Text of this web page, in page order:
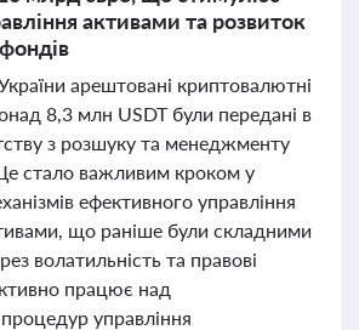
активами та розвиток
арештовані криптовалютні
8,3 млн USDT були передані в
з розшуку та менеджменту
стало важливим кроком у
ефективного управління
що раніше були складними
волатильність та правові
працює над
управління